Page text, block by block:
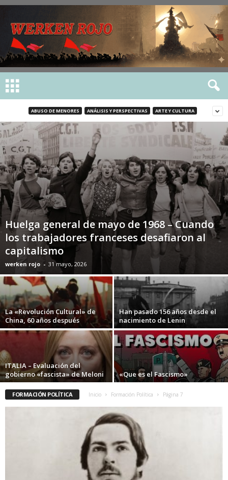
ABUSO DE MENORES ANÁLISIS Y PERSPECTIVAS ARTE Y CULTURA
Huelga general de mayo de 1968 – Cuando
los trabajadores franceses desafiaron al
capitalismo
werken rojo - 31 mayo, 2026
La «Revolución Cultural» de
China, 60 años después
Han pasado 156 años desde el
nacimiento de Lenin
ITALIA – Evaluación del
gobierno «fascista» de Meloni
«Que es el Fascismo»
FORMACIÓN POLÍTICA Inicio Formación Política Página 7